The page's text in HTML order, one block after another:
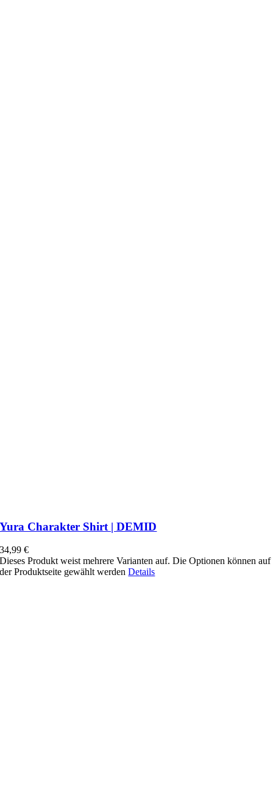
Yura Charakter Shirt | DEMID
34,99€
Dieses Produkt weist mehrere Varianten auf. Die Optionen können auf
der Produktseite gewählt werdenDetails